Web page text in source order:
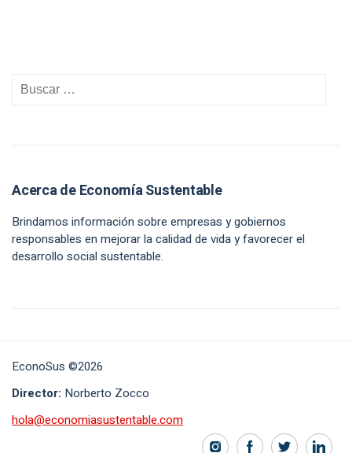
Acerca de Economía Sustentable
Brindamos información sobre empresas y gobiernos
responsables en mejorar la calidad de vida y favorecer el
desarrollo social sustentable.
EconoSus ©2026
Director: Norberto Zocco
hola@economiasustentable.com